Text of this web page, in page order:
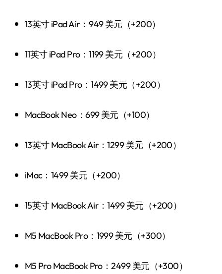
13英寸 iPad Air：949 美元（+200）
11英寸 iPad Pro：1199 美元（+200）
13英寸 iPad Pro：1499 美元（+200）
MacBook Neo：699 美元（+100）
13英寸 MacBook Air：1299 美元（+200）
iMac：1499 美元（+200）
15英寸 MacBook Air：1499 美元（+200）
M5 MacBook Pro：1999 美元（+300）
M5 Pro MacBook Pro：2499 美元（+300）